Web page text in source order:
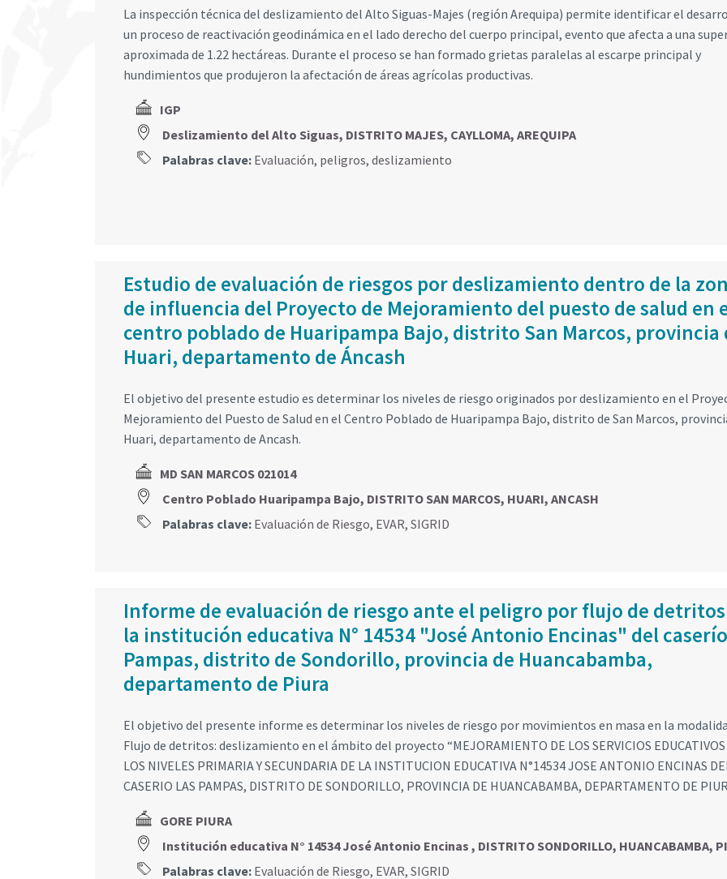
La inspección técnica del deslizamiento del Alto Siguas-Majes (región Arequipa) permite identificar el
un proceso de reactivación geodinámica en el lado derecho del cuerpo principal, evento que afecta a una
aproximada de 1.22 hectáreas. Durante el proceso se han formado grietas paralelas al escarpe principal y
hundimientos que produjeron la afectación de áreas agrícolas productivas.
IGP
Deslizamiento del Alto Siguas, DISTRITO MAJES, CAYLLOMA, AREQUIPA
Palabras clave: Evaluación, peligros, deslizamiento
Estudio de evaluación de riesgos por deslizamiento dentro de la
de influencia del Proyecto de Mejoramiento del puesto de salud en
centro poblado de Huaripampa Bajo, distrito San Marcos, provincia
Huari, departamento de Áncash
El objetivo del presente estudio es determinar los niveles de riesgo originados por deslizamiento en el
Mejoramiento del Puesto de Salud en el Centro Poblado de Huaripampa Bajo, distrito de San Marcos,
Huari, departamento de Ancash.
MD SAN MARCOS 021014
Centro Poblado Huaripampa Bajo, DISTRITO SAN MARCOS, HUARI, ANCASH
Palabras clave: Evaluación de Riesgo, EVAR, SIGRID
Informe de evaluación de riesgo ante el peligro por flujo de
la institución educativa N° 14534 "José Antonio Encinas" del
Pampas, distrito de Sondorillo, provincia de Huancabamba,
departamento de Piura
El objetivo del presente informe es determinar los niveles de riesgo por movimientos en masa en la
Flujo de detritos: deslizamiento en el ámbito del proyecto “MEJORAMIENTO DE LOS SERVICIOS EDUCATIVOS
LOS NIVELES PRIMARIA Y SECUNDARIA DE LA INSTITUCION EDUCATIVA N°14534 JOSE ANTONIO ENCINAS
CASERIO LAS PAMPAS, DISTRITO DE SONDORILLO, PROVINCIA DE HUANCABAMBA, DEPARTAMENTO DE
GORE PIURA
Institución educativa N° 14534 José Antonio Encinas , DISTRITO SONDORILLO, HUANCABAMBA,
Palabras clave: Evaluación de Riesgo, EVAR, SIGRID